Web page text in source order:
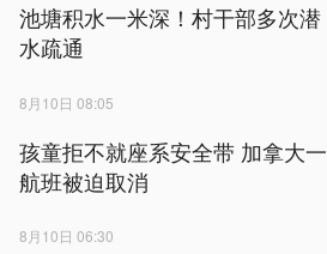
池塘积水一米深！村干部多次潜
水疏通
8月10日 08:05
孩童拒不就座系安全带 加拿大一
航班被迫取消
8月10日 06:30